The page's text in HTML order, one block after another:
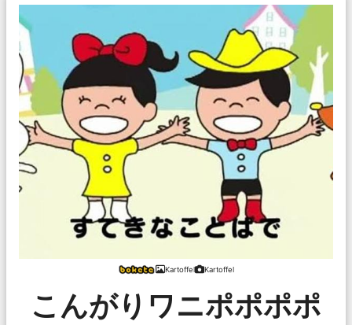
Kartoffel Kartoffel
こんがりワニポポポポ